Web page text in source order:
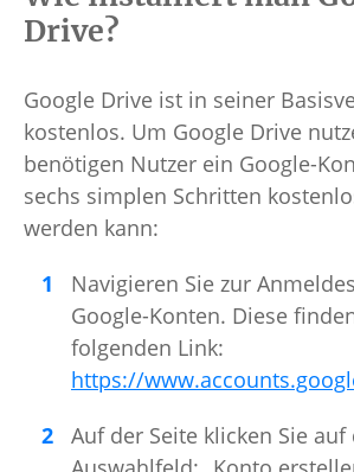
Drive?
Google Drive ist in seiner
kostenlos. Um Google Drive
benötigen Nutzer ein Google-
sechs simplen Schritten
werden kann:
Navigieren Sie zur
Google-Konten. Diese
folgenden Link:
https://
Auf der Seite klicken Sie auf